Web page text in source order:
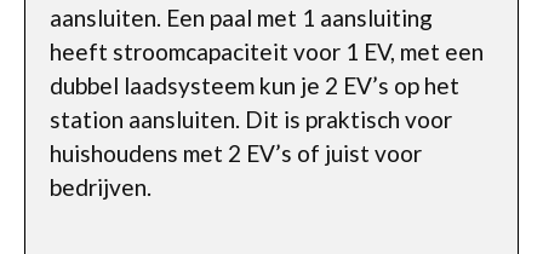
aansluiten. Een paal met 1 aansluiting
heeft stroomcapaciteit voor 1 EV, met een
dubbel laadsysteem kun je 2 EV’s op het
station aansluiten. Dit is praktisch voor
huishoudens met 2 EV’s of juist voor
bedrijven.